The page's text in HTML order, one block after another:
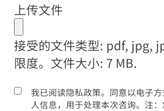
MM
dot
YYYY
上传文件
接受的文件类型: pdf, jpg,
限度。文件大小: 7 MB.
我已阅读隐私政策。同意以电子
人信息，用于处理本次咨询。注